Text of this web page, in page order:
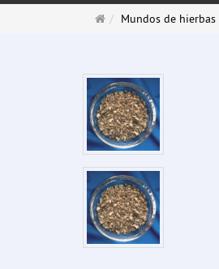
PáginaMundos de hierbas